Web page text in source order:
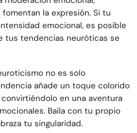
la expresión. Si tu
emocional, es posible
tus tendencias neuróticas se
no es solo
añade un toque colorido
en una aventura
Baila con tu propio
tu singularidad.